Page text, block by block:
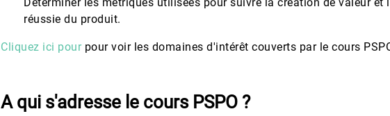
réussie du produit.
Cliquez ici pourpour voir les domaines d'intérêt couverts par le cours
A qui s'adresse le cours PSPO ?